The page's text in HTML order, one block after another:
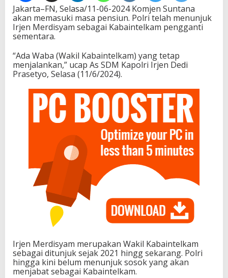
Jakarta–FN, Selasa/11-06-2024 Komjen Suntana
akan memasuki masa pensiun. Polri telah menunjuk
Irjen Merdisyam sebagai Kabaintelkam pengganti
sementara.
“Ada Waba (Wakil Kabaintelkam) yang tetap
menjalankan,” ucap As SDM Kapolri Irjen Dedi
Prasetyo, Selasa (11/6/2024).
Irjen Merdisyam merupakan Wakil Kabaintelkam
sebagai ditunjuk sejak 2021 hingg sekarang. Polri
hingga kini belum menunjuk sosok yang akan
menjabat sebagai Kabaintelkam.